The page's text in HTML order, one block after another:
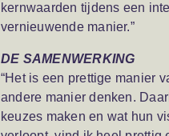
kernwaarden tijdens een
vernieuwende manier.”
DE SAMENWERKING
“Het is een prettige manier
andere manier denken.
keuzes maken en wat hun